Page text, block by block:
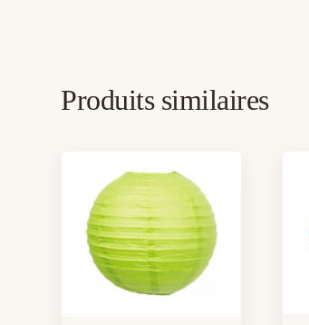
Produits similaires